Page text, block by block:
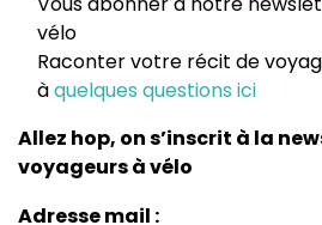
vélo
Raconter votre récit de
àquelques questions ici
Allez hop, on s’inscrit à la
voyageurs à vélo
Adresse mail :